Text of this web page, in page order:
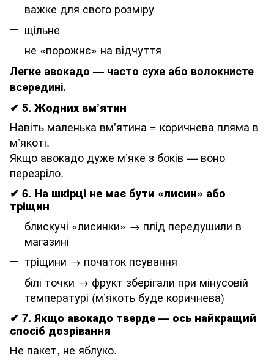
важке для свого розміру
щільне
не «порожнє» на відчуття
Легке авокадо — часто сухе або волокнисте
всередині.
✔ 5. Жодних вм’ятин
Навіть маленька вм’ятина = коричнева пляма в
м’якоті.
Якщо авокадо дуже м’яке з боків — воно
перезріло.
✔ 6. На шкірці не має бути «лисин» або
тріщин
блискучі «лисинки» → плід передушили в
магазині
тріщини → початок псування
білі точки → фрукт зберігали при мінусовій
температурі (м’якоть буде коричнева)
✔ 7. Якщо авокадо тверде — ось найкращий
спосіб дозрівання
Не пакет, не яблуко.